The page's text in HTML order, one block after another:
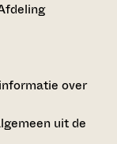
over
uit de